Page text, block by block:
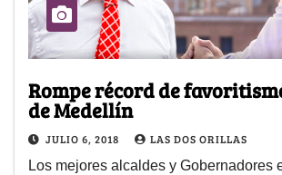
Rompe récord de
de Medellín
JULIO 6, 2018 LAS DOS ORILLAS
Los mejores alcaldes y Gobernadores